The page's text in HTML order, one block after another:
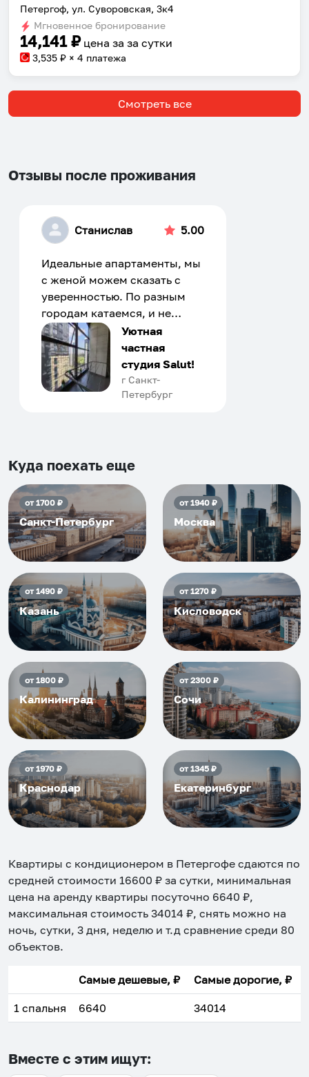
Петергоф, ул. Суворовская, 3к4
Мгновенное бронирование
14,141₽ цена за за сутки
3,535 ₽ × 4 платежа
Смотреть все
Отзывы после проживания
Станислав 5.00
Идеальные апартаменты, мы
с женой можем сказать с
уверенностью. По разным
городам катаемся, и не
только в России. Сервис на
отличном уровне. Хозяин
апартаментов доброй души
человек, всегда можно
договориться, подскажет
приезжать еще...
Уютная
частная
студия Salut!
г Санкт-
Петербург
Куда поехать еще
от1700₽
Санкт-Петербург
от1940₽
Москва
от1490₽
Казань
от1270₽
Кисловодск
от1800₽
Калининград
от2300₽
Сочи
от1970₽
Краснодар
от1345₽
Екатеринбург
Квартиры с кондиционером в Петергофе сдаются по
средней стоимости 16600 ₽ за сутки, минимальная
цена на аренду квартиры посуточно 6640 ₽,
максимальная стоимость 34014 ₽, снять можно на
ночь, сутки, 3 дня, неделю и т.д сравнение среди 80
объектов.
Самые дешевые, ₽ Самые дорогие, ₽
1 спальня 6640 34014
Вместе с этим ищут: